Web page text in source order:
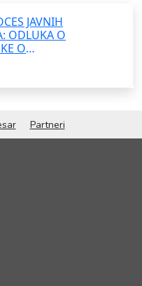
JAVNIH
O
IZRADU
O
Partneri